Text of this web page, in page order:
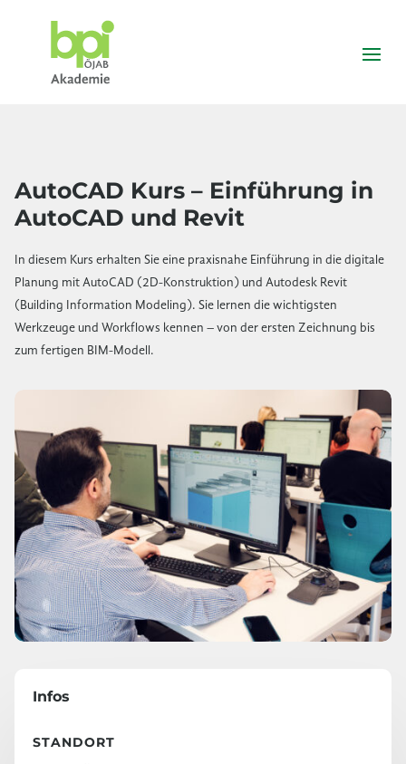
AutoCAD Kurs – Einführung in
AutoCAD und Revit
In diesem Kurs erhalten Sie eine praxisnahe Einführung in die digitale
Planung mit AutoCAD (2D-Konstruktion) und Autodesk Revit
(Building Information Modeling). Sie lernen die wichtigsten
Werkzeuge und Workflows kennen – von der ersten Zeichnung bis
zum fertigen BIM-Modell.
Infos
STANDORT